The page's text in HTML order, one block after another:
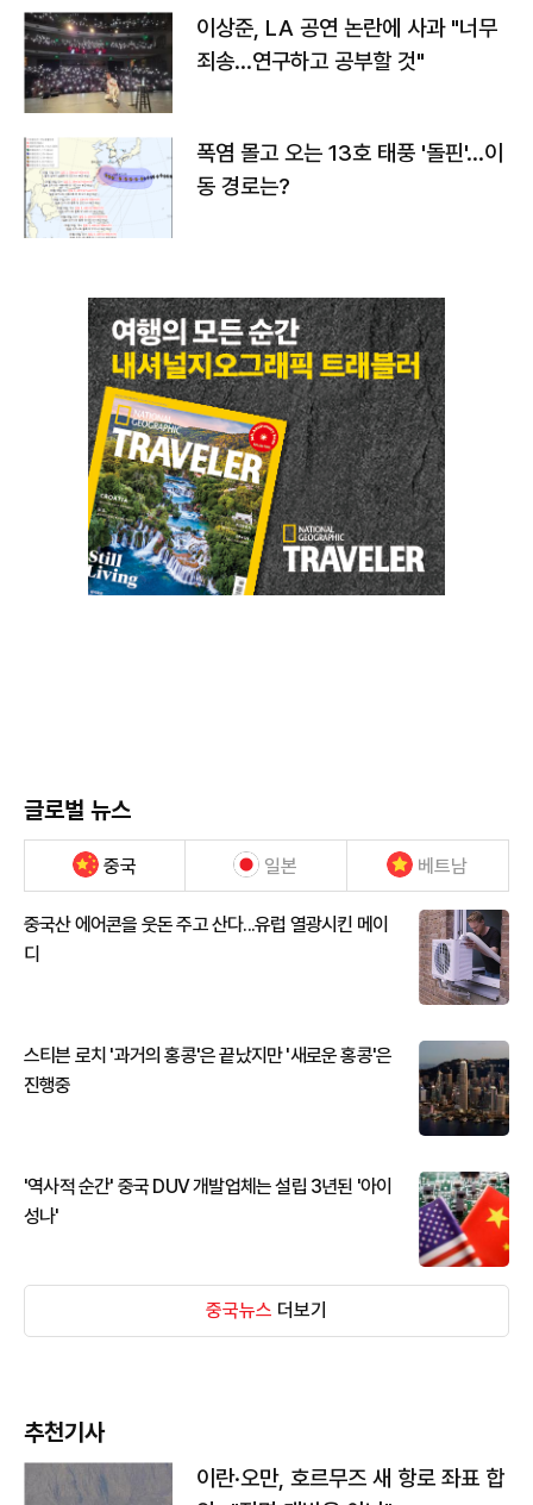
이상준, LA 공연 논란에 사과 "너무
죄송…연구하고 공부할 것"
폭염 몰고 오는 13호 태풍 '돌핀'…이
동 경로는?
글로벌 뉴스
중국 일본 베트남
중국산 에어콘을 웃돈 주고 산다...유럽 열광시킨 메이
디
스티븐 로치 '과거의 홍콩'은 끝났지만 '새로운 홍콩'은
진행중
'역사적 순간' 중국 DUV 개발업체는 설립 3년된 '아이
성나'
중국뉴스 더보기
추천기사
이란·오만, 호르무즈 새 항로 좌표 합